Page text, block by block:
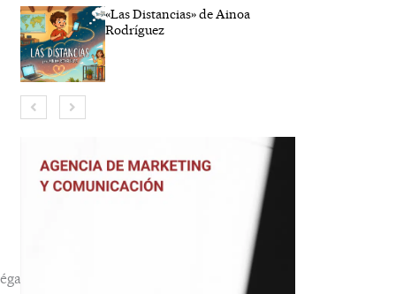
«Las Distancias» de Ainoa
Rodríguez